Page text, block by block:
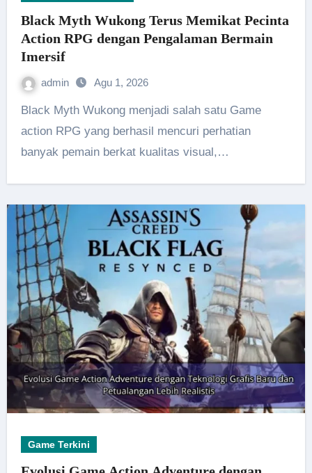
Black Myth Wukong Terus Memikat Pecinta
Action RPG dengan Pengalaman Bermain
Imersif
admin Agu 1, 2026
Black Myth Wukong menjadi salah satu Game
action RPG yang berhasil mencuri perhatian
banyak pemain berkat kualitas visual,…
Game Terkini